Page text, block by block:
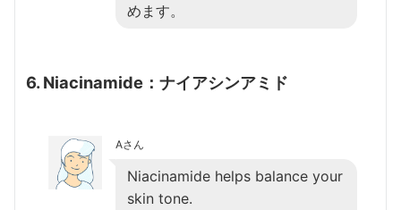
めます。
6. Niacinamide：ナイアシンアミド
Aさん
Niacinamide helps balance your
skin tone.